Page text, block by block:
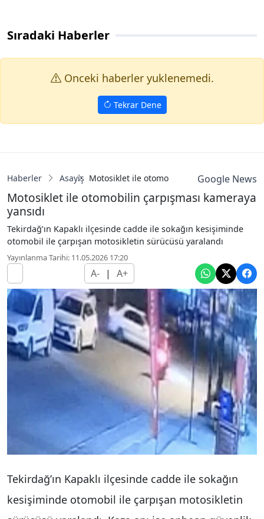
Sıradaki Haberler
Onceki haberler yuklenemedi.
Tekrar Dene
Haberler Asayiş Motosiklet ile otomobilin çarpışması
Google News
Motosiklet ile otomobilin çarpışması kameraya
yansıdı
Tekirdağ’ın Kapaklı ilçesinde cadde ile sokağın kesişiminde
otomobil ile çarpışan motosikletin sürücüsü yaralandı
Yayınlanma Tarihi: 11.05.2026 17:20
A- | A+
Tekirdağ’ın Kapaklı ilçesinde cadde ile sokağın
kesişiminde otomobil ile çarpışan motosikletin